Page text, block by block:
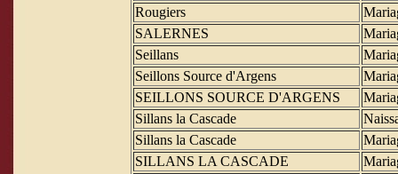
Rougiers
SALERNES
Seillans
Seillons Source d'Argens
SEILLONS SOURCE D'ARGENS
Sillans la Cascade
Sillans la Cascade
SILLANS LA CASCADE